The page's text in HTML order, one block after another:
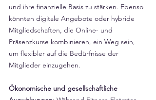
und ihre finanzielle Basis zu stärken. Ebenso
könnten digitale Angebote oder hybride
Mitgliedschaften, die Online- und
Präsenzkurse kombinieren, ein Weg sein,
um flexibler auf die Bedürfnisse der
Mitglieder einzugehen.
Ökonomische und gesellschaftliche